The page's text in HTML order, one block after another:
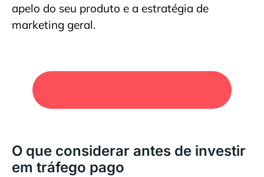
apelo do seu produto e a estratégia de
marketing geral.
O que considerar antes de investir
em tráfego pago